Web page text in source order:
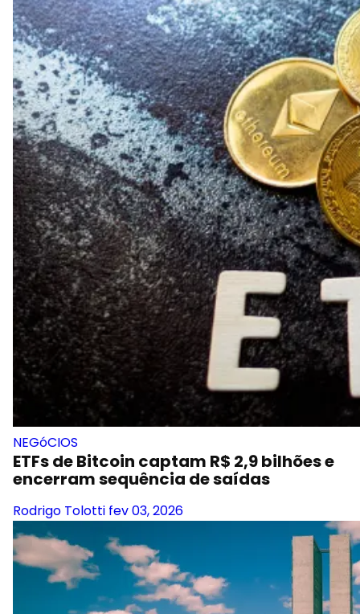
NEGóCIOS
ETFs de Bitcoin captam R$ 2,9 bilhões e
encerram sequência de saídas
Rodrigo Tolotti fev 03, 2026